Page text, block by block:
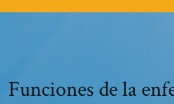
Funciones de la